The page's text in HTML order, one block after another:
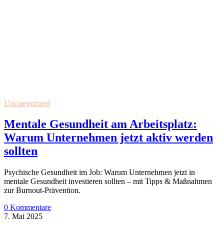
Uncategorized
Mentale Gesundheit am Arbeitsplatz:
Warum Unternehmen jetzt aktiv werden
sollten
Psychische Gesundheit im Job: Warum Unternehmen jetzt in
mentale Gesundheit investieren sollten – mit Tipps & Maßnahmen
zur Burnout-Prävention.
0 Kommentare
7. Mai 2025